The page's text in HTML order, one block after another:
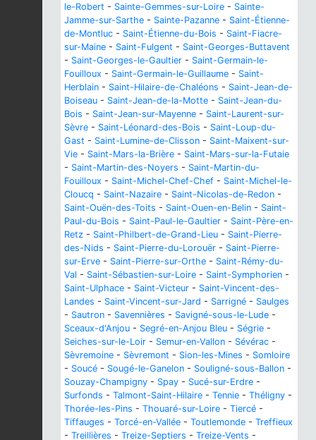
le-Robert - Sainte-Gemmes-sur-Loire - Sainte-
Jamme-sur-Sarthe - Sainte-Pazanne - Saint-Étienne-
de-Montluc - Saint-Étienne-du-Bois - Saint-Fiacre-
sur-Maine - Saint-Fulgent - Saint-Georges-Buttavent
- Saint-Georges-le-Gaultier - Saint-Germain-le-
Fouilloux - Saint-Germain-le-Guillaume - Saint-
Herblain - Saint-Hilaire-de-Chaléons - Saint-Jean-de-
Boiseau - Saint-Jean-de-la-Motte - Saint-Jean-du-
Bois - Saint-Jean-sur-Mayenne - Saint-Laurent-sur-
Sèvre - Saint-Léonard-des-Bois - Saint-Loup-du-
Gast - Saint-Lumine-de-Clisson - Saint-Maixent-sur-
Vie - Saint-Mars-la-Brière - Saint-Mars-sur-la-Futaie
- Saint-Martin-des-Noyers - Saint-Martin-du-
Fouilloux - Saint-Michel-Chef-Chef - Saint-Michel-le-
Cloucq - Saint-Nazaire - Saint-Nicolas-de-Redon -
Saint-Ouën-des-Toits - Saint-Ouen-en-Belin - Saint-
Paul-du-Bois - Saint-Paul-le-Gaultier - Saint-Père-en-
Retz - Saint-Philbert-de-Grand-Lieu - Saint-Pierre-
des-Nids - Saint-Pierre-du-Lorouër - Saint-Pierre-
sur-Erve - Saint-Pierre-sur-Orthe - Saint-Rémy-du-
Val - Saint-Sébastien-sur-Loire - Saint-Symphorien -
Saint-Ulphace - Saint-Victeur - Saint-Vincent-des-
Landes - Saint-Vincent-sur-Jard - Sarrigné - Saulges
- Sautron - Savennières - Savigné-sous-le-Lude -
Sceaux-d'Anjou - Segré-en-Anjou Bleu - Ségrie -
Seiches-sur-le-Loir - Semur-en-Vallon - Sévérac -
Sèvremoine - Sèvremont - Sion-les-Mines - Somloire
- Soucé - Sougé-le-Ganelon - Souligné-sous-Ballon -
Souzay-Champigny - Spay - Sucé-sur-Erdre -
Surfonds - Talmont-Saint-Hilaire - Tennie - Théligny -
Thorée-les-Pins - Thouaré-sur-Loire - Tiercé -
Tiffauges - Torcé-en-Vallée - Toutlemonde - Treffieux
- Treillières - Treize-Septiers - Treize-Vents -